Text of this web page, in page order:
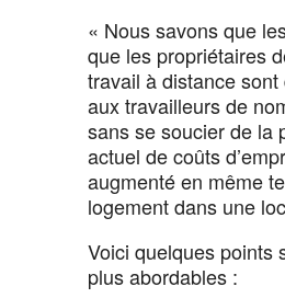
« Nous savons que
que les propriétaires
travail à distance
aux travailleurs de
sans se soucier de la
actuel de coûts
augmenté en même
logement dans une
Voici quelques points
plus abordables :